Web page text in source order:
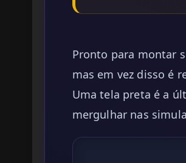
Pronto para montar
mas em vez disso é
Uma tela preta é a
mergulhar nas